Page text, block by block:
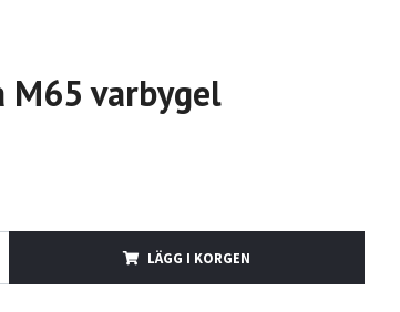
M65 varbygel
LÄGG I KORGEN